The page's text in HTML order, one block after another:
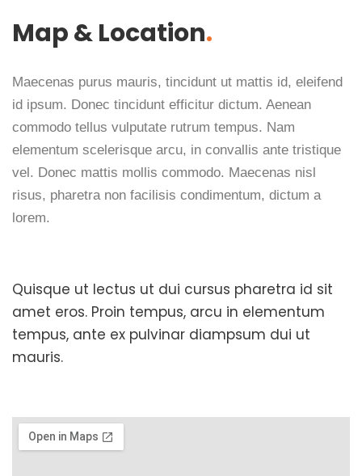
Map & Location.
Maecenas purus mauris, tincidunt ut mattis id, eleifend
id ipsum. Donec tincidunt efficitur dictum. Aenean
commodo tellus vulputate rutrum tempus. Nam
elementum scelerisque arcu, in convallis ante tristique
vel. Donec mattis mollis commodo. Maecenas nisl
risus, pharetra non facilisis condimentum, dictum a
lorem.
Quisque ut lectus ut dui cursus pharetra id sit
amet eros. Proin tempus, arcu in elementum
tempus, ante ex pulvinar diampsum dui ut
mauris.